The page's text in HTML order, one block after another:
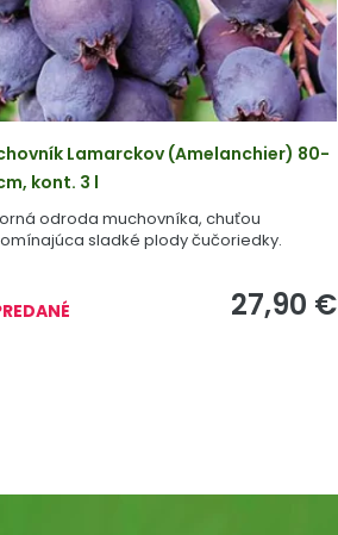
Lamarckov (Amelanchier) 80-
kont. 3 l
odroda muchovníka, chuťou
sladké plody čučoriedky.
27,90 €